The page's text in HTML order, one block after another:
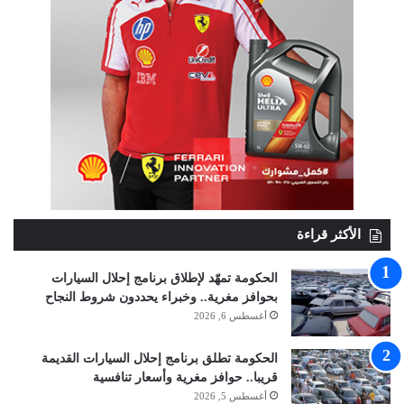
الأكثر قراءة
الحكومة تمهّد لإطلاق برنامج إحلال السيارات
بحوافز مغرية.. وخبراء يحددون شروط النجاح
أغسطس 6, 2026
الحكومة تطلق برنامج إحلال السيارات القديمة
قريبا.. حوافز مغرية وأسعار تنافسية
أغسطس 5, 2026